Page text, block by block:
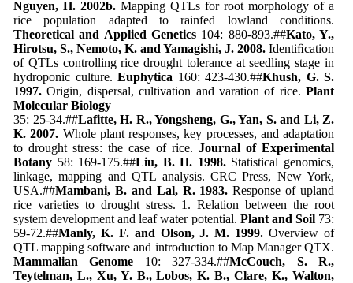
Nguyen, H. 2002b. Mapping QTLs for root morphology of a
rice population adapted to rainfed lowland conditions.
Theoretical and Applied Genetics 104: 880-893.##Kato, Y.,
Hirotsu, S., Nemoto, K. and Yamagishi, J. 2008. Identiﬁcation
of QTLs controlling rice drought tolerance at seedling stage in
hydroponic culture. Euphytica 160: 423-430.##Khush, G. S.
1997. Origin, dispersal, cultivation and varation of rice. Plant
Molecular Biology
35: 25-34.##Lafitte, H. R., Yongsheng, G., Yan, S. and Li, Z.
K. 2007. Whole plant responses, key processes, and adaptation
to drought stress: the case of rice. Journal of Experimental
Botany 58: 169-175.##Liu, B. H. 1998.Statistical genomics,
linkage, mapping and QTL analysis. CRC Press, New York,
USA.##Mambani, B. and Lal, R. 1983. Response of upland
rice varieties to drought stress. 1. Relation between the root
system development and leaf water potential. Plant and Soil73:
59-72.##Manly, K. F. and Olson, J. M. 1999. Overview of
QTL mapping software and introduction to Map Manager QTX.
Mammalian Genome 10: 327-334.##McCouch, S. R.,
Teytelman, L., Xu, Y. B., Lobos, K. B., Clare, K., Walton,